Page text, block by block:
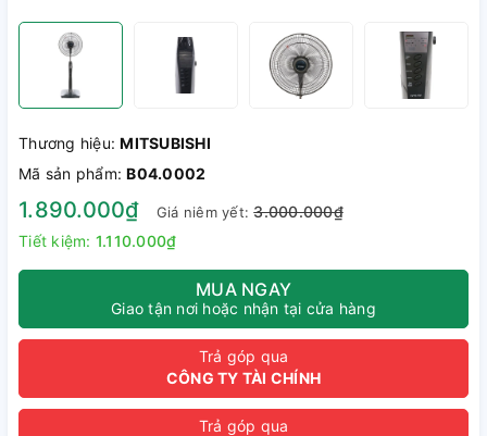
Thương hiệu:MITSUBISHI
Mã sản phẩm:B04.0002
1.890.000₫ Giá niêm yết:3.000.000₫
Tiết kiệm: 1.110.000₫
MUA NGAY
Giao tận nơi hoặc nhận tại cửa hàng
Trả góp qua
CÔNG TY TÀI CHÍNH
Trả góp qua